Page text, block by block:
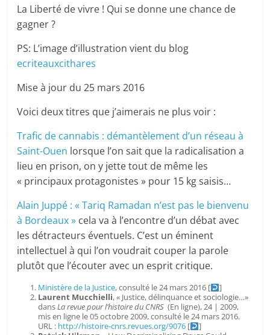
La Liberté de vivre ! Qui se donne une chance de
gagner ?
PS: L’image d’illustration vient du blog
ecriteauxcithares
Mise à jour du 25 mars 2016
Voici deux titres que j’aimerais ne plus voir :
Trafic de cannabis : démantèlement d’un réseau à
Saint-Ouen lorsque l’on sait que la radicalisation a
lieu en prison, on y jette tout de même les
« principaux protagonistes » pour 15 kg saisis…
Alain Juppé : « Tariq Ramadan n’est pas le bienvenu
à Bordeaux » cela va à l’encontre d’un débat avec
les détracteurs éventuels. C’est un éminent
intellectuel à qui l’on voudrait couper la parole
plutôt que l’écouter avec un esprit critique.
Ministère de la Justice, consulté le 24 mars 2016 [
]
Laurent Mucchielli, « Justice, délinquance et sociologie…»
dansLa revue pour l’histoire du CNRS (En ligne), 24 | 2009,
mis en ligne le 05 octobre 2009, consulté le 24 mars 2016.
URL : http://histoire-cnrs.revues.org/9076 [
]